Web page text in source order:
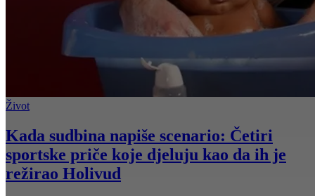
Život
Kada sudbina napiše scenario: Četiri
sportske priče koje djeluju kao da ih je
režirao Holivud